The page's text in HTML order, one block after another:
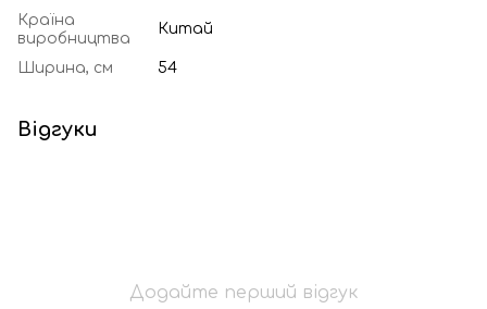
Країна
виробництва
Китай
Ширина, см 54
Відгуки
Додайте перший відгук